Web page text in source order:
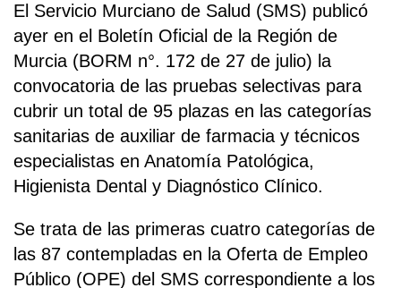
El Servicio Murciano de Salud (SMS) publicó
ayer en el Boletín Oficial de la Región de
Murcia (BORM n°. 172 de 27 de julio) la
convocatoria de las pruebas selectivas para
cubrir un total de 95 plazas en las categorías
sanitarias de auxiliar de farmacia y técnicos
especialistas en Anatomía Patológica,
Higienista Dental y Diagnóstico Clínico.
Se trata de las primeras cuatro categorías de
las 87 contempladas en la Oferta de Empleo
Público (OPE) del SMS correspondiente a los